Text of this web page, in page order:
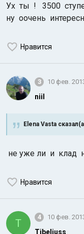
Ух ты ! 3500
ну оочень
Нравится
3 10 фев.
niil
Elena Vasta
не уже ли и клад
Нравится
T 4 10 фев.
Tibeliuss